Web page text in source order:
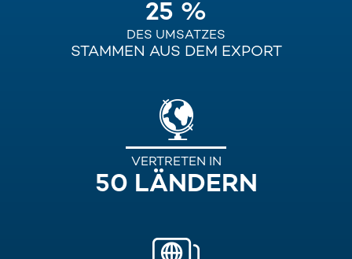
25 %
DES UMSATZES
STAMMEN AUS DEM EXPORT
VERTRETEN IN
50 LÄNDERN